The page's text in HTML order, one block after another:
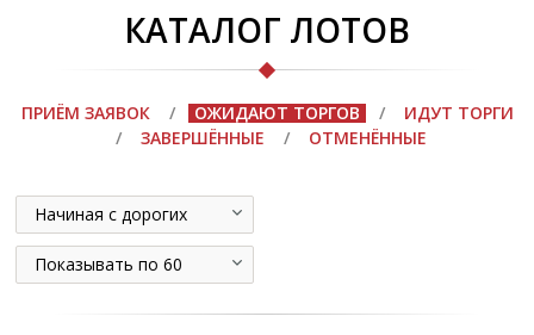
КАТАЛОГ ЛОТОВ
ПРИЁМ ЗАЯВОК / ОЖИДАЮТ ТОРГОВ /
ИДУТ ТОРГИ
/
ЗАВЕРШЁННЫЕ / ОТМЕНЁННЫЕ
Начиная с дорогих
Показывать по 60